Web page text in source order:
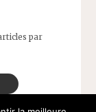
par